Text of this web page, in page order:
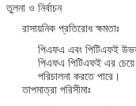
তুলনা ও নির্বাচন
রাসায়নিক প্রতিরোধ ক্ষমতাঃ
পিএফএ এবং পিটিএফই
পিএফএ পিটিএফই এর চেয়ে
পরিচালনা করতে পারে।
তাপমাত্রা পরিসীমাঃ